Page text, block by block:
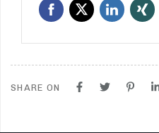
SHARE ON